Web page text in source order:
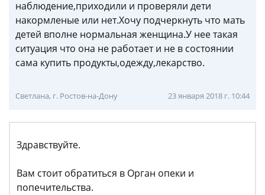
наблюдение,приходили и проверяли дети
накормленые или нет.Хочу подчеркнуть что мать
детей вполне нормальная женщина.У нее такая
ситуация что она не работает и не в состоянии
сама купить продукты,одежду,лекарство.
Светлана, г. Ростов-на-Дону 23 января 2018 г. 10:44
Здравствуйте.
Вам стоит обратиться в Орган опеки и
попечительства.